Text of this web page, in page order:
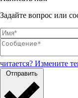
Задайте вопрос или
читается? Измените
Отправить